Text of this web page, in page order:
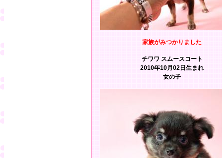
家族がみつかりました
チワワ スムースコート
2010年10月02日生まれ
女の子